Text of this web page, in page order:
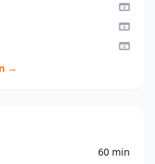
→
60 min